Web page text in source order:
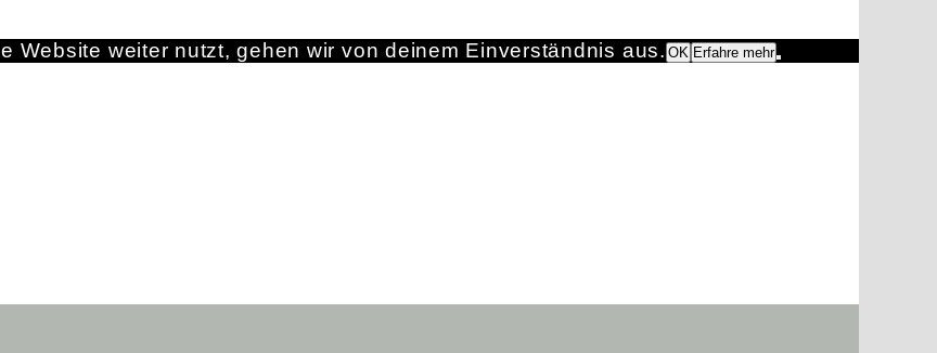
Website weiter nutzt, gehen wir von deinem Einverständnis aus. OK Erfahre mehr